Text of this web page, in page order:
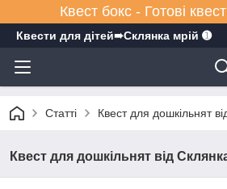
Квест бокс - Готові
Квести для дітей➠Склянка мрiй ➊
Статті Квест для дошкільнят
Квест для дошкільнят від